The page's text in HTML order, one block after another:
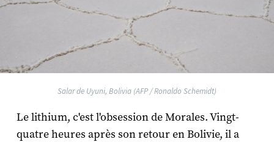
Salar de Uyuni, Bolivia (AFP / Ronaldo Schemidt)
Le lithium, c'est l'obsession de Morales. Vingt-
quatre heures après son retour en Bolivie, il a